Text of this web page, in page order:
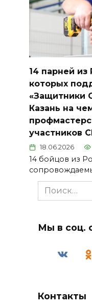
14 парней из
которых
«Защитники
Казань на
участников
18.06.2026
14 бойцов из
Search
for:
Мы в соц.
Контакты